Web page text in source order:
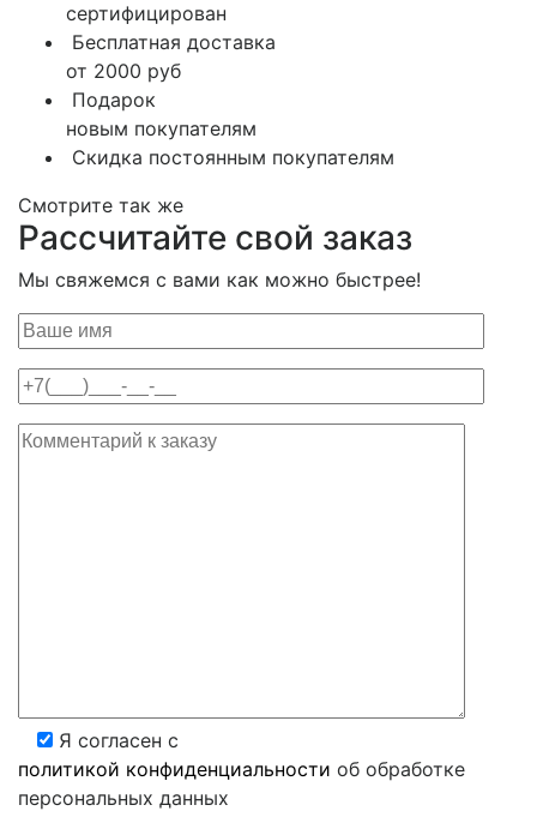
сертифицирован
Бесплатная доставка
от 2000 руб
Подарок
новым покупателям
Скидка постоянным покупателям
Смотрите так же
Рассчитайте свой заказ
Мы свяжемся с вами как можно быстрее!
Я согласен с
политикой конфиденциальности об обработке
персональных данных